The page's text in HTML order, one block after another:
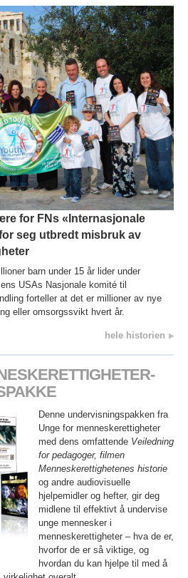
for FNs «Internasjonale
seg utbredt misbruk av
barn under 15 år lider under
USAs Nasjonale komité til
forteller at det er millioner av nye
eller omsorgssvikt hvert år.
hele historien
Denne undervisningspakken fra
Unge for menneskerettigheter
med dens omfattende Veiledning
for pedagoger, filmen
Menneskerettighetenes historie
og andre audiovisuelle
hjelpemidler og hefter, gir deg
midlene til effektivt å undervise
unge mennesker i
menneskerettigheter – hva de er,
hvorfor de er så viktige, og
hvordan du kan hjelpe til med å